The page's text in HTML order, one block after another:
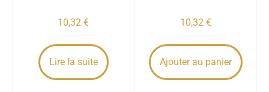
10,32 €
Lire la suite
10,32 €
Ajouter au panier